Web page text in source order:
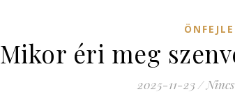
Mikor éri meg
2025-11-23 /